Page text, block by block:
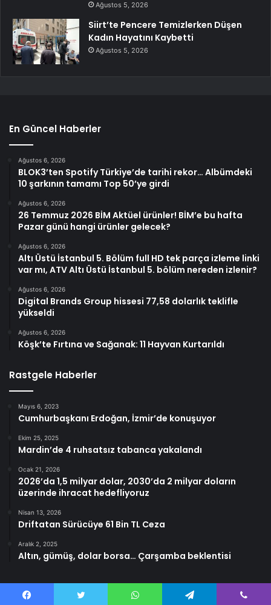
Ağustos 5, 2026
Siirt’te Pencere Temizlerken Düşen
Kadın Hayatını Kaybetti
Ağustos 5, 2026
En Güncel Haberler
Ağustos 6, 2026
BLOK3’ten Spotify Türkiye’de tarihi rekor… Albümdeki
10 şarkının tamamı Top 50’ye girdi
Ağustos 6, 2026
26 Temmuz 2026 BİM Aktüel ürünler! BİM’e bu hafta
Pazar günü hangi ürünler gelecek?
Ağustos 6, 2026
Altı Üstü İstanbul 5. Bölüm full HD tek parça izleme linki
var mı, ATV Altı Üstü İstanbul 5. bölüm nereden izlenir?
Ağustos 6, 2026
Digital Brands Group hissesi 77,58 dolarlık teklifle
yükseldi
Ağustos 6, 2026
Köşk’te Fırtına ve Sağanak: 11 Hayvan Kurtarıldı
Rastgele Haberler
Mayıs 6, 2023
Cumhurbaşkanı Erdoğan, İzmir’de konuşuyor
Ekim 25, 2025
Mardin’de 4 ruhsatsız tabanca yakalandı
Ocak 21, 2026
2026’da 1,5 milyar dolar, 2030’da 2 milyar doların
üzerinde ihracat hedefliyoruz
Nisan 13, 2026
Driftatan Sürücüye 61 Bin TL Ceza
Aralık 2, 2025
Altın, gümüş, dolar borsa… Çarşamba beklentisi